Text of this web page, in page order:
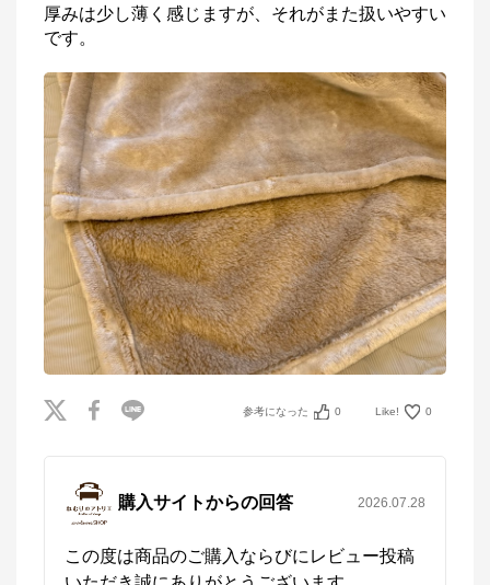
厚みは少し薄く感じますが、それがまた扱いやすい
です。
参考になった 0 Like! 0
購入サイトからの回答 2026.07.28
この度は商品のご購入ならびにレビュー投稿